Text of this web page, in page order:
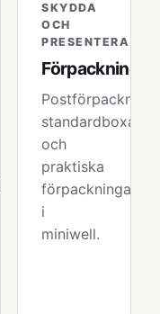
SKYDDA
OCH
PRESENTERA
Förpackningar
standardboxar
och
praktiska
förpackningar
i
miniwell.